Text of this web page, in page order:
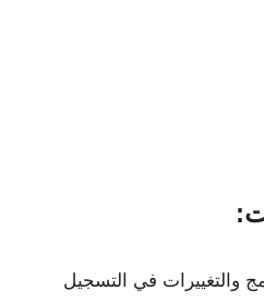
والتغييرات في التسجيل